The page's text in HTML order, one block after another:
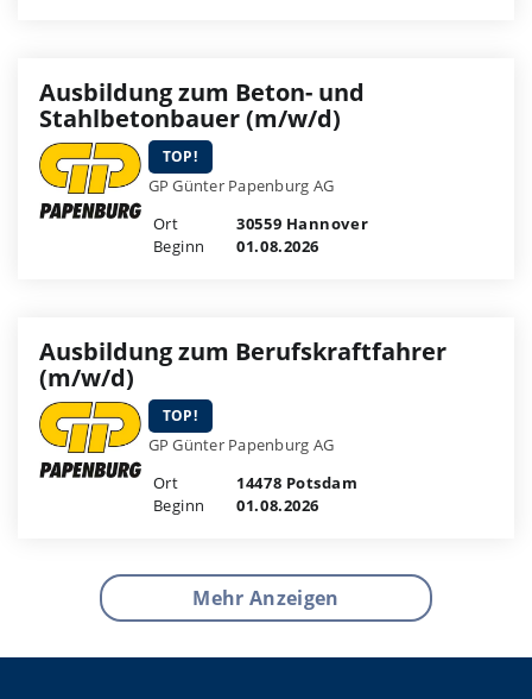
Ausbildung zum Beton- und
Stahlbetonbauer (m/w/d)
TOP!
GP Günter Papenburg AG
Ort
30559 Hannover
Beginn
01.08.2026
Ausbildung zum Berufskraftfahrer
(m/w/d)
TOP!
GP Günter Papenburg AG
Ort
14478 Potsdam
Beginn
01.08.2026
Mehr Anzeigen